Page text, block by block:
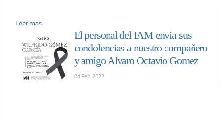
Leer más
El personal del IAM envia sus
condolencias a nuestro compañero
y amigo Alvaro Octavio Gomez
04 Feb 2022